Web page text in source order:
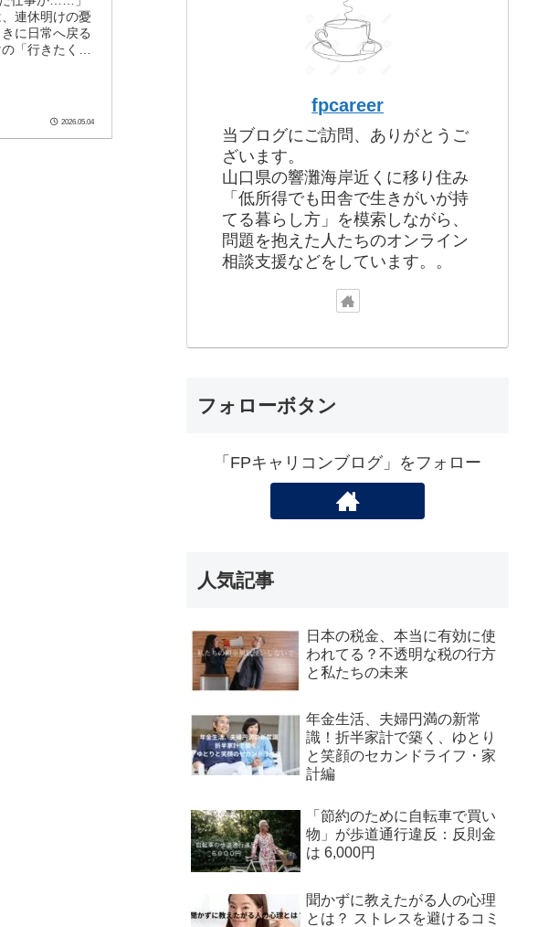
連休明けの憂
に日常へ戻る
「行きたくな
気を出さなき
2026.05.04
fpcareer
当ブログにご訪問、ありがとうご
ざいます。
山口県の響灘海岸近くに移り住み
「低所得でも田舎で生きがいが持
てる暮らし方」を模索しながら、
問題を抱えた人たちのオンライン
相談支援などをしています。。
フォローボタン
「FPキャリコンブログ」をフォロー
人気記事
日本の税金、本当に有効に使
われてる？不透明な税の行方
と私たちの未来
年金生活、夫婦円満の新常
識！折半家計で築く、ゆとり
と笑顔のセカンドライフ・家
計編
「節約のために自転車で買い
物」が歩道通行違反：反則金
は 6,000円
聞かずに教えたがる人の心理
とは？ ストレスを避けるコミ